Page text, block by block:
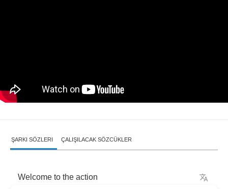
ŞARKI SÖZLERI ÇALIŞILACAK SÖZCÜKLER
Welcome to the action